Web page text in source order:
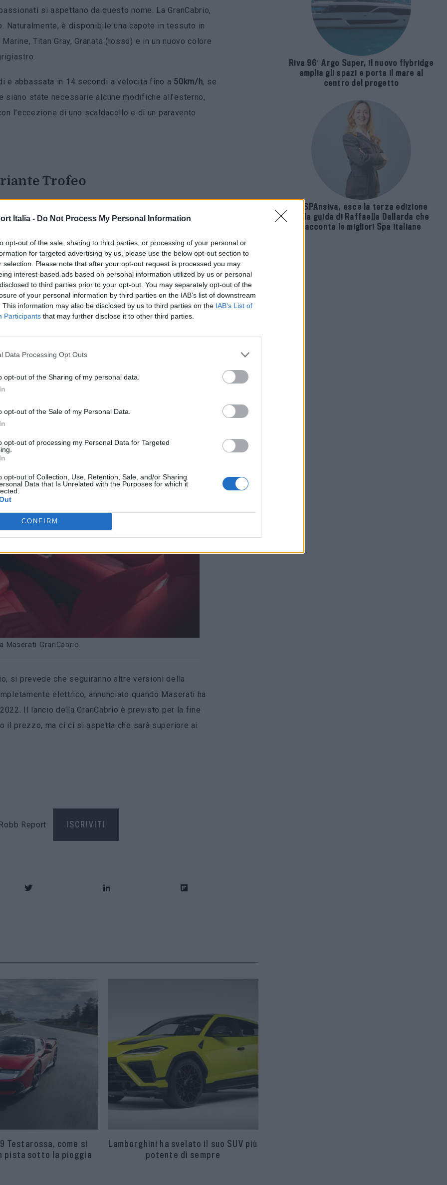
Italia - Do Not Process My Personal Information
opt-out of the sale, sharing to third parties, or processing of your personal or
for targeted advertising by us, please use the below opt-out section to
selection. Please note that after your opt-out request is processed you may
interest-based ads based on personal information utilized by us or personal
to third parties prior to your opt-out. You may separately opt-out of the
of your personal information by third parties on the IAB’s list of downstream
This information may also be disclosed by us to third parties on the IAB’s List of
Participants that may further disclose it to other third parties.
Data Processing Opt Outs
opt-out of the Sharing of my personal data.
opt-out of the Sale of my Personal Data.
opt-out of processing my Personal Data for Targeted
opt-out of Collection, Use, Retention, Sale, and/or Sharing
Data that Is Unrelated with the Purposes for which it
CONFIRM
si aspettano da questo nome. La GranCabrio,
Naturalmente, è disponibile una capote in tessuto in
Titan Gray, Granata (rosso) e in un nuovo colore
e abbassata in 14 secondi a velocità fino a 50km/h, se
state necessarie alcune modifiche all’esterno,
l’eccezione di uno scaldacollo e di un paravento
Trofeo
ad arrivare sul mercato. Questa versione è dotata di
Nettuno presente nella MC20, il modello più
nella GranTurismo Trofeo, ma continua a erogare
che vengono convogliati alle quattro ruote tramite
alla GranTurismo, con le prestazioni che
e una velocità massima di
Maserati GranCabrio
si prevede che seguiranno altre versioni della
elettrico, annunciato quando Maserati ha
Il lancio della GranCabrio è previsto per la fine
il prezzo, ma ci ci si aspetta che sarà superiore ai
Report ISCRIVITI
Testarossa, come si
pista sotto la pioggia
Lamborghini ha svelato il suo SUV più
potente di sempre
Riva 96′ Argo Super, il nuovo flybridge
amplia gli spazi e porta il mare al
centro del progetto
E-SPAnsiva, esce la terza edizione
della guida di Raffaella Dallarda che
racconta le migliori Spa italiane